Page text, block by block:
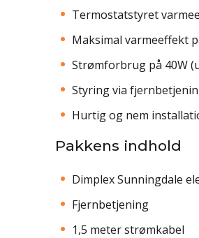
Termostatstyret
Maksimal varmeeffekt
Strømforbrug på 40W
Styring via
Hurtig og nem
Pakkens indhold
Dimplex Sunningdale
Fjernbetjening
1,5 meter strømkabel